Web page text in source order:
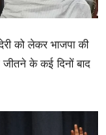
को लेकर भाजपा की
जीतने के कई दिनों बाद